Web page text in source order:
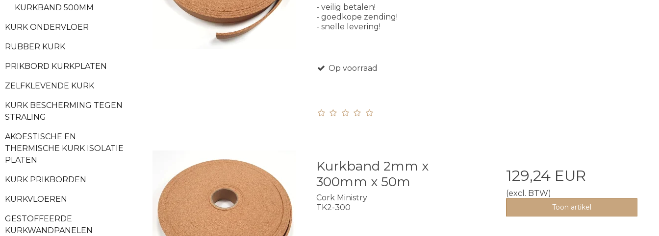
KURKBAND 500MM
KURK ONDERVLOER
RUBBER KURK
PRIKBORD KURKPLATEN
ZELFKLEVENDE KURK
KURK BESCHERMING TEGEN
STRALING
AKOESTISCHE EN
THERMISCHE KURK ISOLATIE
PLATEN
KURK PRIKBORDEN
KURKVLOEREN
GESTOFFEERDE
KURKWANDPANELEN
- veilig betalen!
- goedkope zending!
- snelle levering!
Op voorraad
Kurkband 2mm x
300mm x 50m
Cork Ministry
TK2-300
129,24 EUR
(excl. BTW)
Toon artikel